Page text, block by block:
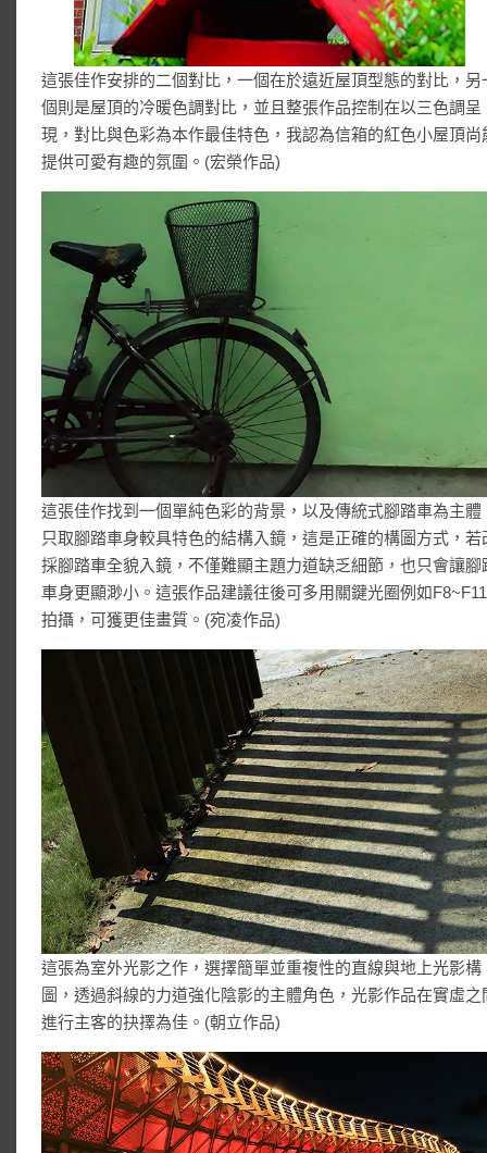
這張佳作安排的二個對比，一個在於遠近屋頂型態的對比，另
個則是屋頂的冷暖色調對比，並且整張作品控制在以三色調呈
現，對比與色彩為本作最佳特色，我認為信箱的紅色小屋頂尚
提供可愛有趣的氛圍。(宏榮作品)
這張佳作找到一個單純色彩的背景，以及傳統式腳踏車為主體
只取腳踏車身較具特色的結構入鏡，這是正確的構圖方式，若
採腳踏車全貌入鏡，不僅難顯主題力道缺乏細節，也只會讓腳
車身更顯渺小。這張作品建議往後可多用關鍵光圈例如F8~F11
拍攝，可獲更佳畫質。(宛凌作品)
這張為室外光影之作，選擇簡單並重複性的直線與地上光影構
圖，透過斜線的力道強化陰影的主體角色，光影作品在實虛之
進行主客的抉擇為佳。(朝立作品)